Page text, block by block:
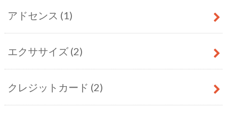
アドセンス (1)
エクササイズ (2)
クレジットカード (2)